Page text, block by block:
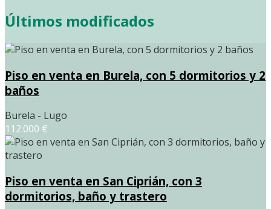
Últimos modificados
Piso en venta en Burela, con 5 dormitorios y 2
baños
Burela - Lugo
112.000 €
Piso en venta en San Ciprián, con 3
dormitorios, baño y trastero